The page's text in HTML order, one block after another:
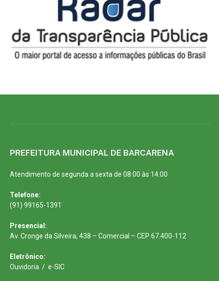
PREFEITURA MUNICIPAL DE BARCARENA
Atendimento de segunda a sexta de 08:00 às 14:00
Telefone:
(91) 99165-1391
Presencial:
Av. Cronge da Silveira, 438 – Comercial – CEP 67.400-112
Eletrônico:
Ouvidoria / e-SIC